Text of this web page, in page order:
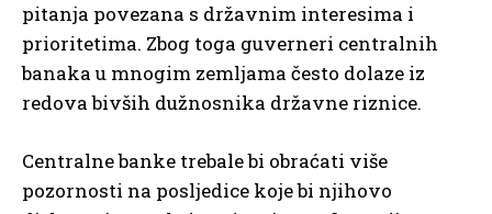
pitanja povezana s državnim interesima i
prioritetima. Zbog toga guverneri centralnih
banaka u mnogim zemljama često dolaze iz
redova bivših dužnosnika državne riznice.
Centralne banke trebale bi obraćati više
pozornosti na posljedice koje bi njihovo